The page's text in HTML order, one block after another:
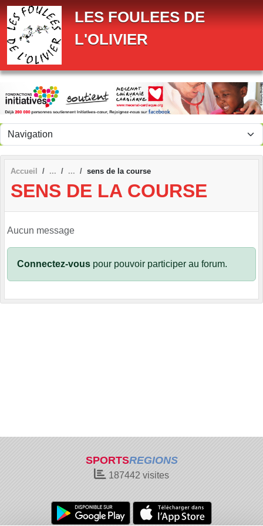
LES FOULEES DE
L'OLIVIER
Accueil sens de la course
SENS DE LA COURSE
Aucun message
Connectez-vous pour pouvoir participer au forum.
SPORTSREGIONS
187442 visites
Panneau de gestion des cookies